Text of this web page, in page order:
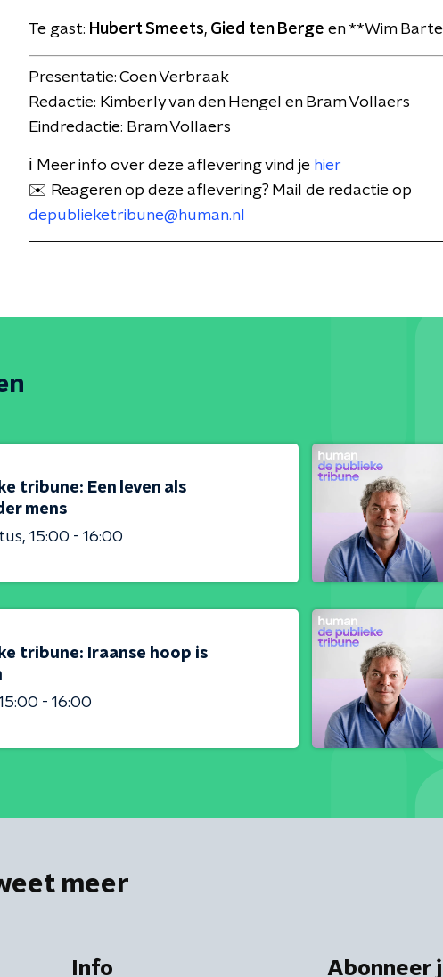
Te gast: Hubert Smeets, Gied ten Berge en **Wim
Presentatie: Coen Verbraak
Redactie: Kimberly van den Hengel en Bram Vollaers
Eindredactie: Bram Vollaers
ℹ️ Meer info over deze aflevering vind je hier
✉️ Reageren op deze aflevering? Mail de redactie op
depublieketribune@human.nl
tribune: Een leven als
mens
15:00 - 16:00
tribune: Iraanse hoop is
- 16:00
meer
Info Abonneer